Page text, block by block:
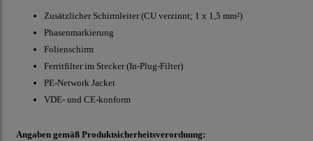
Zusätzlicher Schirmleiter (CU verzinnt; 1 x 1,5 mm²)
Phasenmarkierung
Folienschirm
Ferritfilter im Stecker (In-Plug-Filter)
PE-Network Jacket
VDE- und CE-konform
Angaben gemäß Produktsicherheitsverordnung: